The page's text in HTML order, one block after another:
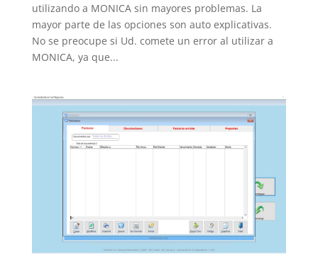
utilizando a MONICA sin mayores problemas. La
mayor parte de las opciones son auto explicativas.
No se preocupe si Ud. comete un error al utilizar a
MONICA, ya que...